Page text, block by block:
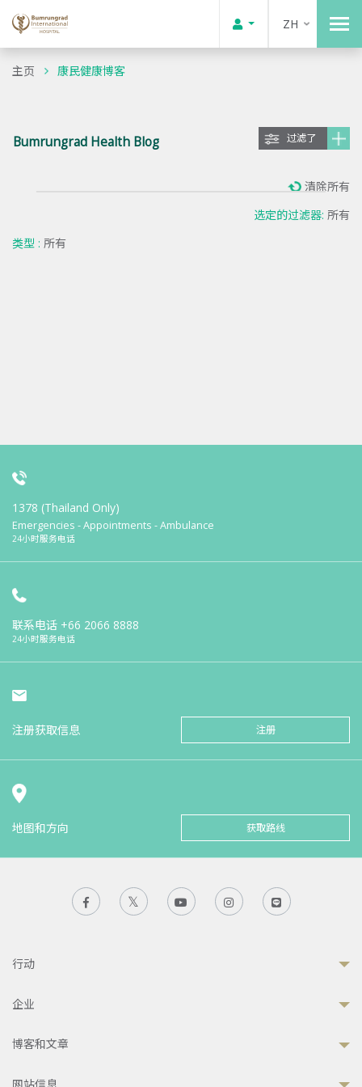
ZH
主页 康民健康博客
Bumrungrad Health Blog 过滤了
选定的过滤器: 所有
类型 : 所有
清除所有
1378 (Thailand Only)
Emergencies - Appointments - Ambulance
24小时服务电话
联系电话 +66 2066 8888
24小时服务电话
注册获取信息 注册
地图和方向 获取路线
行动
企业
博客和文章